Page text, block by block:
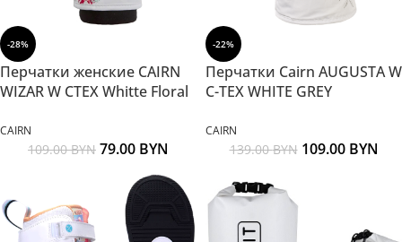
-28%
Перчатки женские CAIRN
WIZAR W CTEX Whitte Floral
CAIRN
109.00BYN 79.00 BYN
-22%
Перчатки Cairn AUGUSTA W
C-TEX WHITE GREY
CAIRN
139.00BYN 109.00 BYN